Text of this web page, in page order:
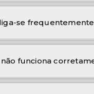
se
funciona